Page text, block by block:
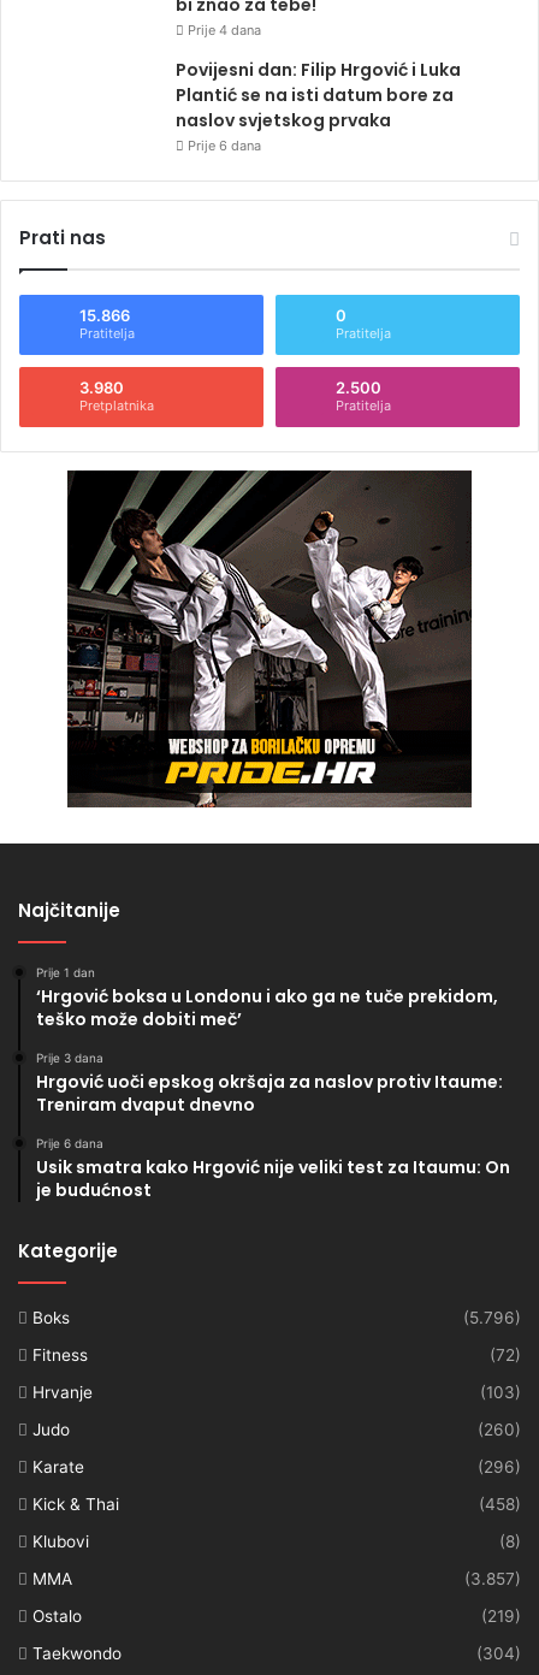
bi znao za tebe!
Prije 4 dana
Povijesni dan: Filip Hrgović i Luka
Plantić se na isti datum bore za
naslov svjetskog prvaka
Prije 6 dana
Prati nas
15.866
Pratitelja
0
Pratitelja
3.980
Pretplatnika
2.500
Pratitelja
Najčitanije
Prije 1 dan
‘Hrgović boksa u Londonu i ako ga ne tuče prekidom,
teško može dobiti meč’
Prije 3 dana
Hrgović uoči epskog okršaja za naslov protiv Itaume:
Treniram dvaput dnevno
Prije 6 dana
Usik smatra kako Hrgović nije veliki test za Itaumu: On
je budućnost
Kategorije
Boks
(5.796)
Fitness
(72)
Hrvanje
(103)
Judo
(260)
Karate
(296)
Kick & Thai
(458)
Klubovi
(8)
MMA
(3.857)
Ostalo
(219)
Taekwondo
(304)